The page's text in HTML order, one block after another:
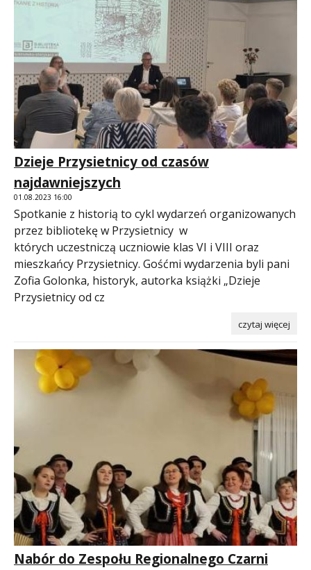
Dzieje Przysietnicy od czasów
najdawniejszych
01.08.2023 16:00
Spotkanie z historią to cykl wydarzeń organizowanych
przez bibliotekę w Przysietnicy w
których uczestniczą uczniowie klas VI i VIII oraz
mieszkańcy Przysietnicy. Gośćmi wydarzenia byli pani
Zofia Golonka, historyk, autorka książki „Dzieje
Przysietnicy od cz
czytaj więcej
Nabór do Zespołu Regionalnego Czarni